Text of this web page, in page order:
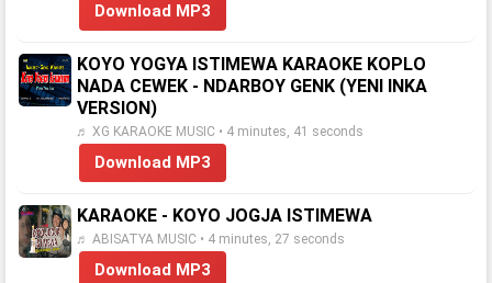
Download MP3
KOYO YOGYA ISTIMEWA KARAOKE KOPLO
NADA CEWEK - NDARBOY GENK (YENI INKA
VERSION)
♬ XG KARAOKE MUSIC • 4 minutes, 41 seconds
Download MP3
KARAOKE - KOYO JOGJA ISTIMEWA
♬ ABISATYA MUSIC • 4 minutes, 27 seconds
Download MP3